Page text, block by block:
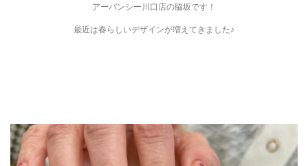
アーバンシー川口店の脇坂です！
最近は春らしいデザインが増えてきました♪